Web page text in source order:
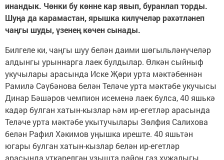
инандык. Чөнки бу көнне кар явып, буранлап торды.
Шуңа да карамастан, ярышка килүчеләр рәхәтләнеп
чаңгы шуды, үзенең көчен сынады.
Билгеле ки, чаңгы шуу белән даими шөгыльләнүчеләр
алдынгы урыннарга лаек булдылар. Өлкән сыйныф
укучылары арасында Иске Җөри урта мәктәбеннән
Рамилә Сәүбәнова белән Теләче урта мәктәбе укучысы
Динар Бәшәров чемпион исеменә лаек булса, 40 яшькә
кадәр булган хатын-кызлар һәм ир-егетләр арасында
Теләче урта мәктәбе укытучылары Зөлфия Салихова
белән Рафил Хәкимов уңышка иреште. 40 яшьтән
югары булган хатын-кызлар белән ир-егетләр